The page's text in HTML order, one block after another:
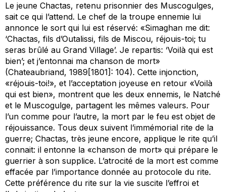
Le jeune Chactas, retenu prisonnier des Muscogulges,
sait ce qui l’attend. Le chef de la troupe ennemie lui
annonce le sort qui lui est réservé: «Simaghan me dit:
‘Chactas, fils d’Outalissi, fils de Miscou, réjouis-toi; tu
seras brûlé au Grand Village’. Je repartis: ‘Voilà qui est
bien’; et j’entonnai ma chanson de mort»
(Chateaubriand, 1989[1801]: 104). Cette injonction,
«réjouis-toi!», et l’acceptation joyeuse en retour «Voilà
qui est bien», montrent que les deux ennemis, le Natché
et le Muscogulge, partagent les mêmes valeurs. Pour
l’un comme pour l’autre, la mort par le feu est objet de
réjouissance. Tous deux suivent l’immémorial rite de la
guerre; Chactas, très jeune encore, applique le rite qu’il
connait: il entonne la «chanson de mort» qui prépare le
guerrier à son supplice. L’atrocité de la mort est comme
effacée par l’importance donnée au protocole du rite.
Cette préférence du rite sur la vie suscite l’effroi et